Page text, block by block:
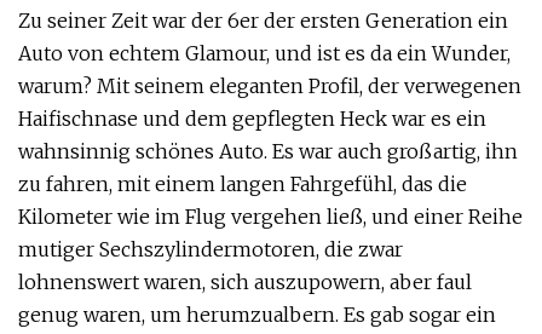
Zu seiner Zeit war der 6er der ersten Generation ein
Auto von echtem Glamour, und ist es da ein Wunder,
warum? Mit seinem eleganten Profil, der verwegenen
Haifischnase und dem gepflegten Heck war es ein
wahnsinnig schönes Auto. Es war auch großartig, ihn
zu fahren, mit einem langen Fahrgefühl, das die
Kilometer wie im Flug vergehen ließ, und einer Reihe
mutiger Sechszylindermotoren, die zwar
lohnenswert waren, sich auszupowern, aber faul
genug waren, um herumzualbern. Es gab sogar ein